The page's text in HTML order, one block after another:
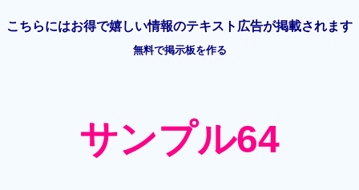
こちらにはお得で嬉しい情報のテキスト広告が掲載されます
無料で掲示板を作る
サンプル64